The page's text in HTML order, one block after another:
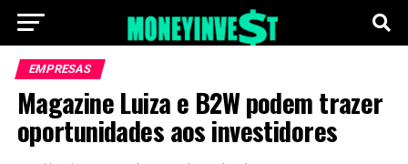
EMPRESAS
Magazine Luiza e B2W podem trazer
oportunidades aos investidores